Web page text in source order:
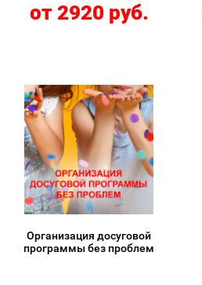
от 2920 руб.
Организация досуговой
программы без проблем